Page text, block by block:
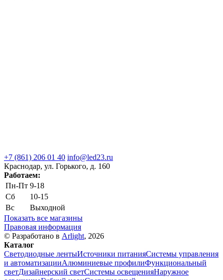
+7 (861) 206 01 40 info@led23.ru
Краснодар, ул. Горького, д. 160
Работаем:
Пн-Пт 9-18
Сб
10-15
Вс
Выходной
Показать все магазины
Правовая информация
© Разработано в Arlight, 2026
Каталог
Светодиодные лентыИсточники питанияСистемы управления
и автоматизацииАлюминиевые профилиФункциональный
светДизайнерский светСистемы освещенияНаружное